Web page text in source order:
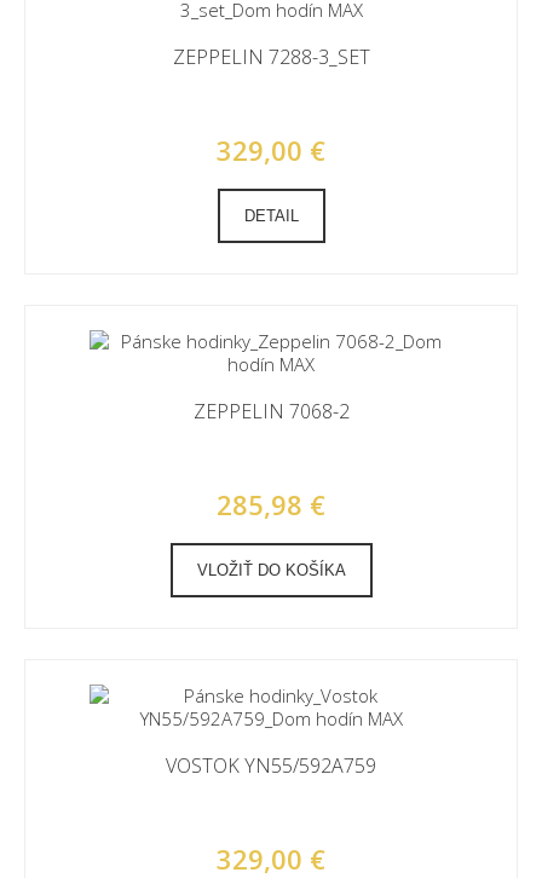
ZEPPELIN 7288-3_SET
329,00 €
DETAIL
ZEPPELIN 7068-2
285,98 €
VLOŽIŤ DO KOŠÍKA
VOSTOK YN55/592A759
329,00 €